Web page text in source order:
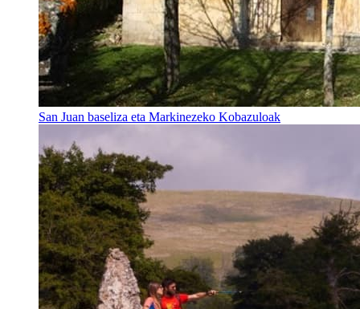
San Juan baseliza eta Markinezeko Kobazuloak